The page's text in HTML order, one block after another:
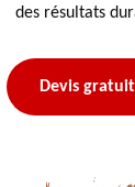
des résultats
Devis gratuit